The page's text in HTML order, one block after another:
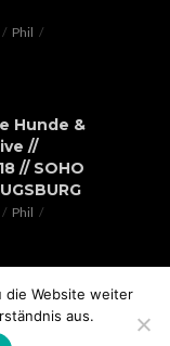
Phil
Hunde &
//
// SOHO
Phil
2017
Wasser,
die Website weiter
aus.